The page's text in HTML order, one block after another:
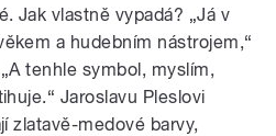
Jak vlastně vypadá? „Já v
a hudebním nástrojem,“
tenhle symbol, myslím,
Jaroslavu Pleslovi
zlatavě-medové barvy,